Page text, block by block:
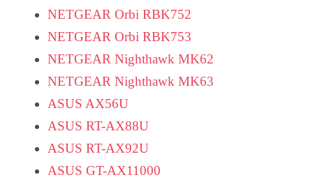
NETGEAR Orbi RBK752
NETGEAR Orbi RBK753
NETGEAR Nighthawk MK62
NETGEAR Nighthawk MK63
ASUS AX56U
ASUS RT-AX88U
ASUS RT-AX92U
ASUS GT-AX11000